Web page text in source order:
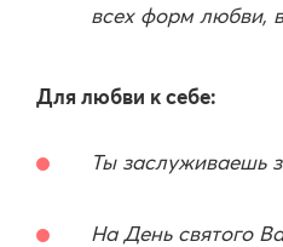
всех форм любви,
Для любви к себе:
Ты заслуживаешь
На День святого